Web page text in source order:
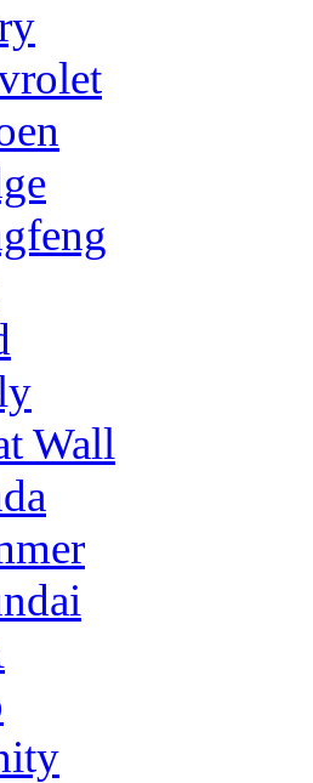
Wall